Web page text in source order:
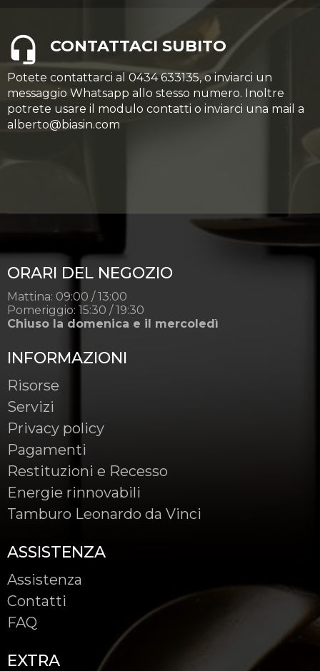
CONTATTACI SUBITO
Potete contattarci al 0434 633135, o inviarci un
messaggio Whatsapp allo stesso numero. Inoltre
potrete usare il modulo contatti o inviarci una mail a
alberto@biasin.com
ORARI DEL NEGOZIO
Mattina: 09:00 / 13:00
Pomeriggio: 15:30 / 19:30
Chiuso la domenica e il mercoledì
INFORMAZIONI
Risorse
Servizi
Privacy policy
Pagamenti
Restituzioni e Recesso
Energie rinnovabili
Tamburo Leonardo da Vinci
ASSISTENZA
Assistenza
Contatti
FAQ
EXTRA